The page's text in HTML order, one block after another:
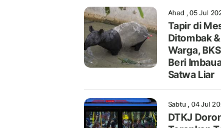
Ahad , 05 Jul
Tapir di
Ditombak
Warga,
Beri
Satwa Liar
Sabtu , 04 Jul
DTKJ